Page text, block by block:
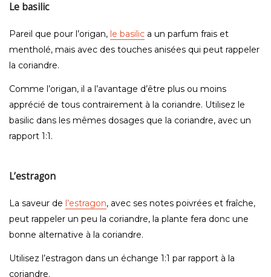
Le basilic
Pareil que pour l’origan, le basilic a un parfum frais et
mentholé, mais avec des touches anisées qui peut rappeler
la coriandre.
Comme l’origan, il a l’avantage d’être plus ou moins
apprécié de tous contrairement à la coriandre. Utilisez le
basilic dans les mêmes dosages que la coriandre, avec un
rapport 1:1.
L’estragon
La saveur de l’estragon, avec ses notes poivrées et fraîche,
peut rappeler un peu la coriandre, la plante fera donc une
bonne alternative à la coriandre.
Utilisez l’estragon dans un échange 1:1 par rapport à la
coriandre.